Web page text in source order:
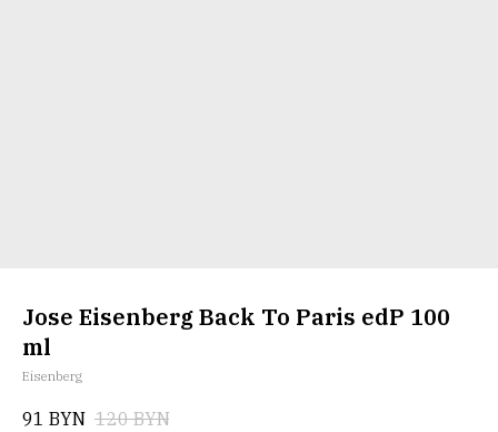
Jose Eisenberg Back To Paris edP 100
ml
Eisenberg
91 BYN 120 BYN